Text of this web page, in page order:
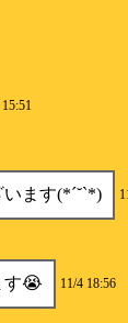
15:51
ます(*´˘`*)
す😭 11/4 18:56